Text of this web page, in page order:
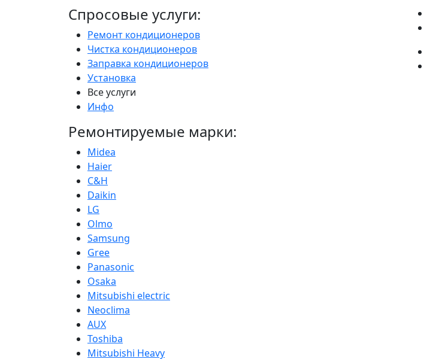
Спросовые услуги:
Ремонт кондиционеров
Чистка кондиционеров
Заправка кондиционеров
Установка
Все услуги
Инфо
Ремонтируемые марки:
Midea
Haier
С&H
Daikin
LG
Olmo
Samsung
Gree
Panasonic
Osaka
Mitsubishi electric
Neoclima
AUX
Toshiba
Mitsubishi Heavy